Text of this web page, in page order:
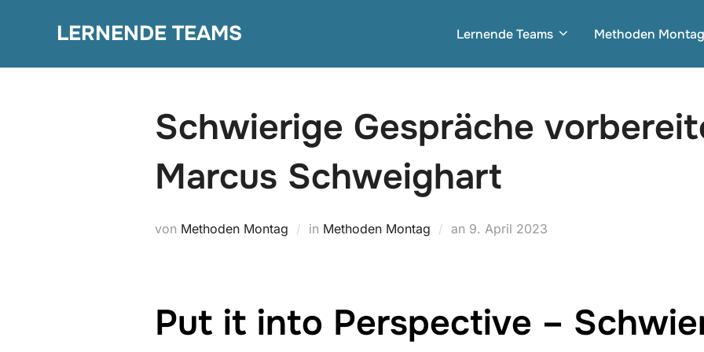
LERNENDE TEAMS Lernende Teams Methoden Montag
Schwierige Gespräche
Marcus Schweighart
von Methoden Montag in Methoden Montag an Veröffentlicht
9. April 2023
Put it into Perspective –